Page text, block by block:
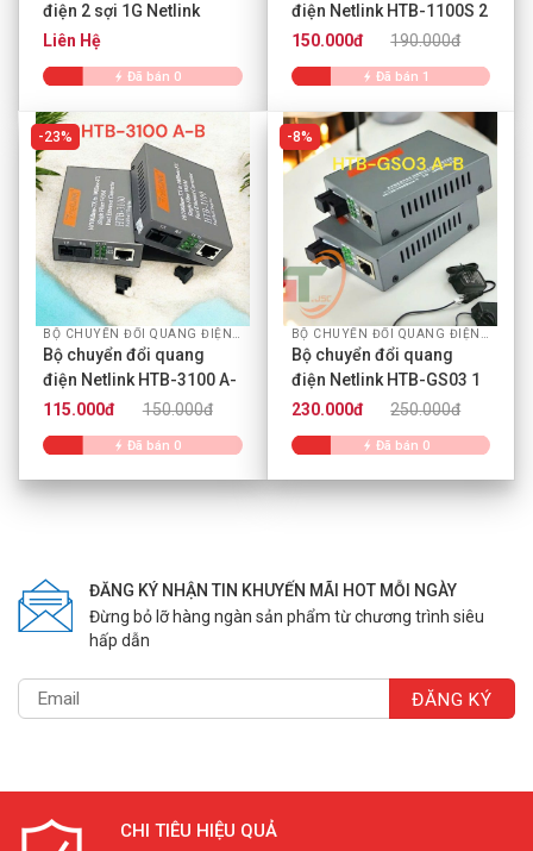
điện 2 sợi 1G Netlink
HTB-GS-03
Liên Hệ
Đã bán 0
điện Netlink HTB-1100S 2
sợi 10/100Mbps190.000đ
150.000đ
Đã bán 1
23%
Bộ chuyển đổi quang
điện Netlink HTB-3100 A-
B 1 sợi 10/100Mbps
150.000đ
115.000đ
Đã bán 0
8%
Bộ chuyển đổi quang
điện Netlink HTB-GS03 1
sợi A-B 100/1000Mbps
250.000đ
230.000đ
Đã bán 0
ĐĂNG KÝ NHẬN TIN KHUYẾN MÃI HOT MỖI NGÀY
Đừng bỏ lỡ hàng ngàn sản phẩm từ chương trình siêu
hấp dẫn
CHI TIÊU HIỆU QUẢ